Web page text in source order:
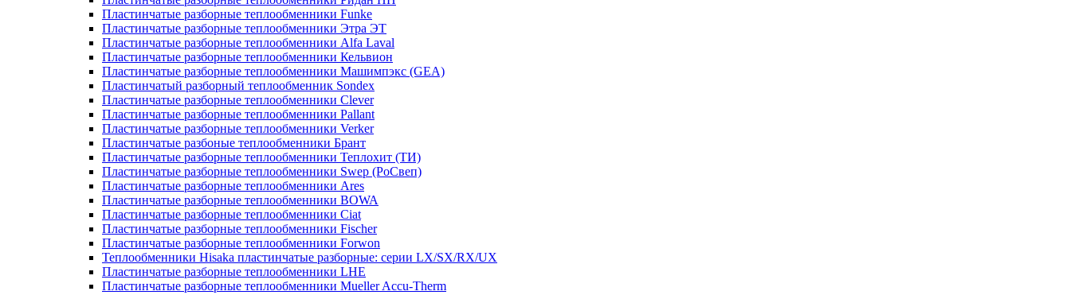
Пластинчатые разборные теплообменники Funke
Пластинчатые разборные теплообменники Этра ЭТ
Пластинчатые разборные теплообменники Alfa Laval
Пластинчатые разборные теплообменники Кельвион
Пластинчатые разборные теплообменники Машимпэкс (GEA)
Пластинчатый разборный теплообменник Sondex
Пластинчатые разборные теплообменники Clever
Пластинчатые разборные теплообменники Pallant
Пластинчатые разборные теплообменники Verker
Пластинчатые разбоные теплообменники Брант
Пластинчатые разборные теплообменники Теплохит (ТИ)
Пластинчатые разборные теплообменники Swep (РоСвеп)
Пластинчатые разборные теплообменники Ares
Пластинчатые разборные теплообменники BOWA
Пластинчатые разборные теплообменники Ciat
Пластинчатые разборные теплообменники Fischer
Пластинчатые разборные теплообменники Forwon
Теплообменники Hisaka пластинчатые разборные: серии LX/SX/RX/UX
Пластинчатые разборные теплообменники LHE
Пластинчатые разборные теплообменники Mueller Accu-Therm